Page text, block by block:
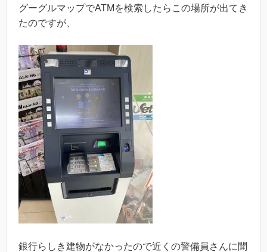
グーグルマップでATMを検索したらこの場所が出てき
たのですが、
銀行らしき建物がなかったので近くの警備員さんに聞